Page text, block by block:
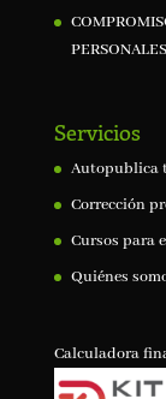
PERSONALES
Servicios
Autopublica
Corrección
Cursos para
Quiénes
Calculadora